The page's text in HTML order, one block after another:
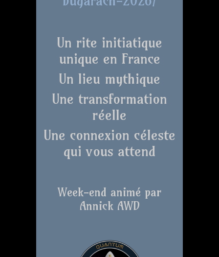
Un rite initiatique
unique en France
Un lieu mythique
Une transformation
réelle
Une connexion céleste
qui vous attend
Week-end animé par
Annick AWD